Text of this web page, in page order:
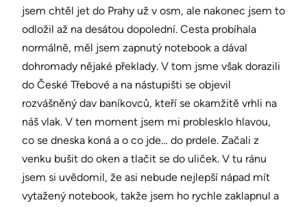
jsem chtěl jet do Prahy už v osm, ale nakonec jsem to
odložil až na desátou dopolední. Cesta probíhala
normálně, měl jsem zapnutý notebook a dával
dohromady nějaké překlady. V tom jsme však dorazili
do České Třebové a na nástupišti se objevil
rozvášněný dav baníkovců, kteří se okamžitě vrhli na
náš vlak. V ten moment jsem mi problesklo hlavou,
co se dneska koná a o co jde… do prdele. Začali z
venku bušit do oken a tlačit se do uliček. V tu ránu
jsem si uvědomil, že asi nebude nejlepší nápad mít
vytažený notebook, takže jsem ho rychle zaklapnul a